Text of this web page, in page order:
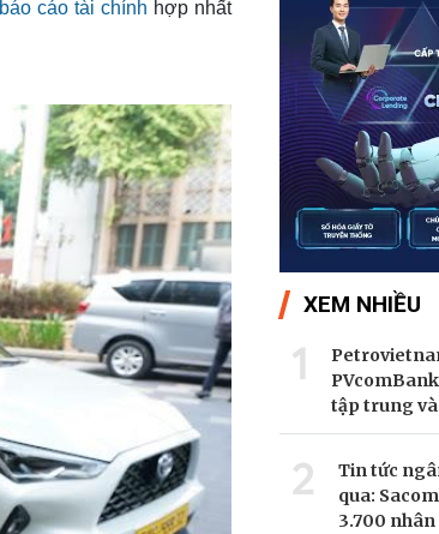
báo cáo tài chính hợp nhất
XEM NHIỀU
1
tập trung
2
Tin tức
qua:
3.700 nhân